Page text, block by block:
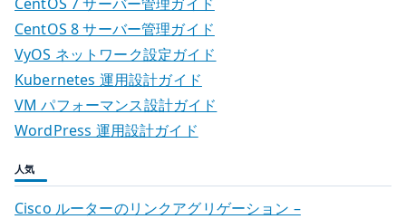
CentOS 8 サーバー管理ガイド
VyOS ネットワーク設定ガイド
Kubernetes 運用設計ガイド
VM パフォーマンス設計ガイド
WordPress 運用設計ガイド
人気
Cisco ルーターのリンクアグリゲーション –